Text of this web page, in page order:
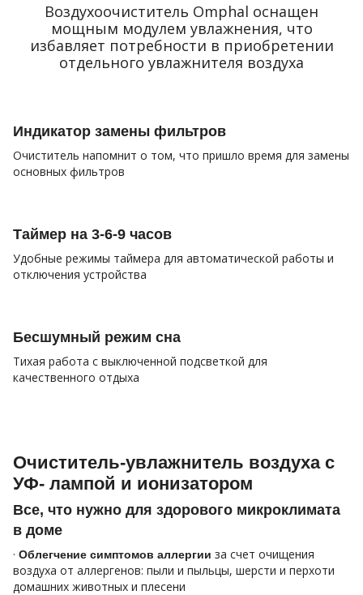
Воздухоочиститель Omphal оснащен
мощным модулем увлажнения, что
избавляет потребности в приобретении
отдельного увлажнителя воздуха
Индикатор замены фильтров
Очиститель напомнит о том, что пришло время для замены
основных фильтров
Таймер на 3-6-9 часов
Удобные режимы таймера для автоматической работы и
отключения устройства
Бесшумный режим сна
Тихая работа с выключенной подсветкой для
качественного отдыха
Очиститель-увлажнитель воздуха с
УФ- лампой и ионизатором
Все, что нужно для здорового микроклимата
в доме
· Облегчение симптомов аллергии за счет очищения
воздуха от аллергенов: пыли и пыльцы, шерсти и перхоти
домашних животных и плесени